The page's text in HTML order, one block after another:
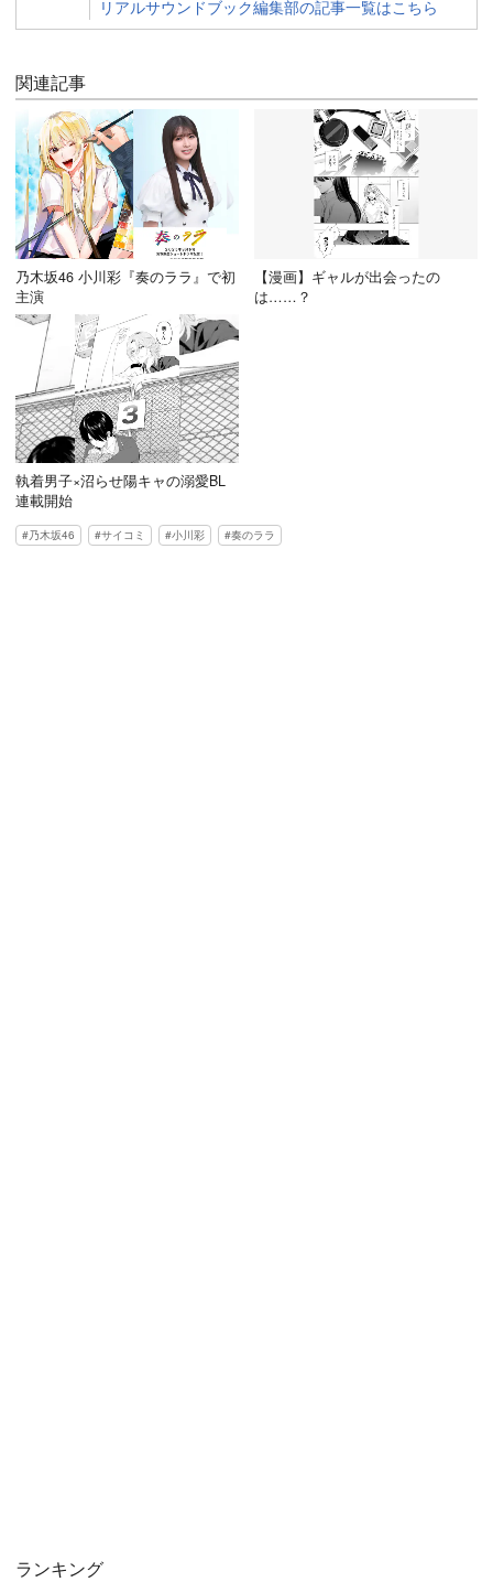
リアルサウンドブック編集部の記事一覧はこちら
関連記事
乃木坂46 小川彩『奏のララ』で初
主演
【漫画】ギャルが出会ったの
は……？
執着男子×沼らせ陽キャの溺愛BL
連載開始
乃木坂46 サイコミ 小川彩 奏のララ
ランキング